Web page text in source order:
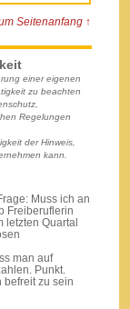
Seitenanfang ↑
einer eigenen
zu beachten
Regelungen
der Hinweis,
kann.
Muss ich an
Freiberuflerin
Quartal
man auf
Punkt.
befreit zu sein